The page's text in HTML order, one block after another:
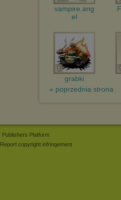
vampire.ang
el
grabki
« poprzednia strona
Publishers Platform
Report copyright infringement